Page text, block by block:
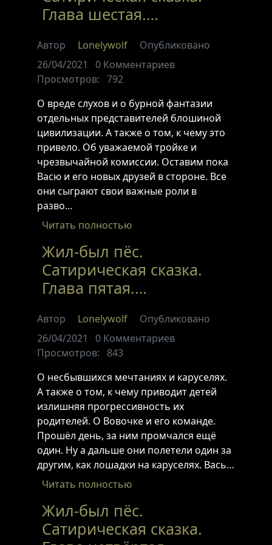
Глава шестая.…
Автор Lonelywolf
Опубликовано
26/04/2021
0 Комментариев
Просмотров:
792
О вреде слухов и о бурной фантазии
отдельных представителей блошиной
цивилизации. А также о том, к чему это
привело. Об уважаемой тройке и
чрезвычайной комиссии. Оставим пока
Васю и его новых друзей в стороне. Все
они сыграют свои важные роли в
разво…
Читать полностью
Жил-был пёс.
Сатирическая сказка.
Глава пятая.…
Автор Lonelywolf
Опубликовано
26/04/2021
0 Комментариев
Просмотров:
843
О несбывшихся мечтаниях и каруселях.
А также о том, к чему приводит детей
излишняя прогрессивность их
родителей. О Вовочке и его команде.
Прошёл день, за ним промчался ещё
один. Ну а дальше они полетели один за
другим, как лошадки на каруселях. Вась…
Читать полностью
Жил-был пёс.
Сатирическая сказка.